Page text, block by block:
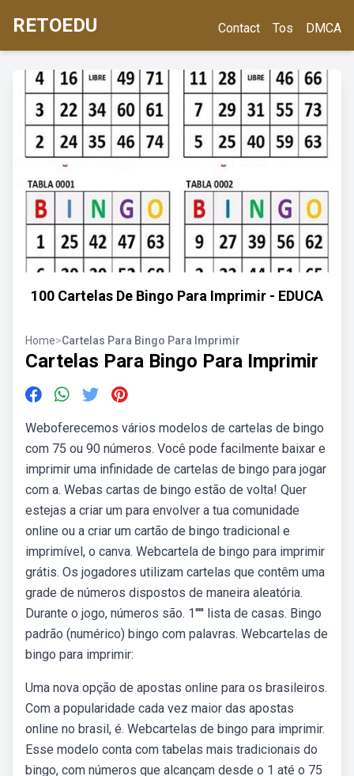
RETOEDU Contact Tos DMCA
100 Cartelas De Bingo Para Imprimir - EDUCA
Home>Cartelas Para Bingo Para Imprimir
Cartelas Para Bingo Para Imprimir
Weboferecemos vários modelos de cartelas de bingo
com 75 ou 90 números. Você pode facilmente baixar e
imprimir uma infinidade de cartelas de bingo para jogar
com a. Webas cartas de bingo estão de volta! Quer
estejas a criar um para envolver a tua comunidade
online ou a criar um cartão de bingo tradicional e
imprimível, o canva. Webcartela de bingo para imprimir
grátis. Os jogadores utilizam cartelas que contêm uma
grade de números dispostos de maneira aleatória.
Durante o jogo, números são. 1''''' lista de casas. Bingo
padrão (numérico) bingo com palavras. Webcartelas de
bingo para imprimir:
Uma nova opção de apostas online para os brasileiros.
Com a popularidade cada vez maior das apostas
online no brasil, é. Webcartelas de bingo para imprimir.
Esse modelo conta com tabelas mais tradicionais do
bingo, com números que alcançam desde o 1 até o 75